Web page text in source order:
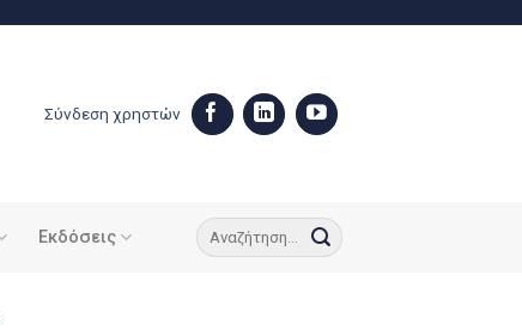
Σύνδεση χρηστών
Εκδόσεις